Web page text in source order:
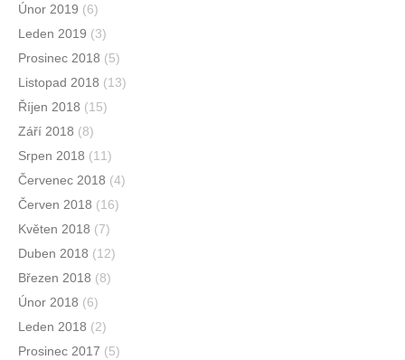
Únor 2019 (6)
Leden 2019 (3)
Prosinec 2018 (5)
Listopad 2018 (13)
Říjen 2018 (15)
Září 2018 (8)
Srpen 2018 (11)
Červenec 2018 (4)
Červen 2018 (16)
Květen 2018 (7)
Duben 2018 (12)
Březen 2018 (8)
Únor 2018 (6)
Leden 2018 (2)
Prosinec 2017 (5)